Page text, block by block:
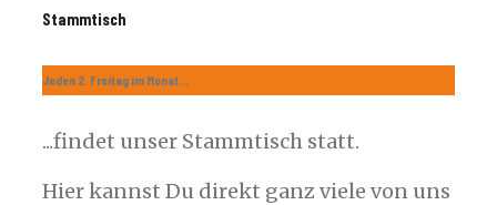
Stammtisch
Jeden 2. Freitag im Monat...
...findet unser Stammtisch statt.
Hier kannst Du direkt ganz viele von uns